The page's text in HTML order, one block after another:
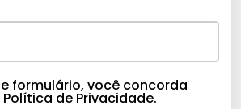
formulário, você concorda
de Privacidade.